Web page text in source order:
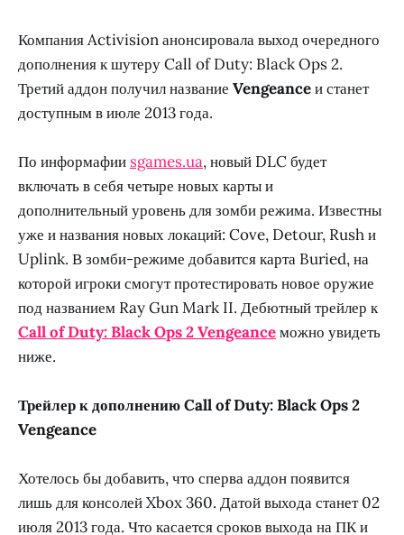
Компания Activision анонсировала выход очередного
дополнения к шутеру Call of Duty: Black Ops 2.
Третий аддон получил название Vengeanceи станет
доступным в июле 2013 года.
По информафии sgames.ua, новый DLC будет
включать в себя четыре новых карты и
дополнительный уровень для зомби режима. Известны
уже и названия новых локаций: Cove, Detour, Rush и
Uplink. В зомби-режиме добавится карта Buried, на
которой игроки смогут протестировать новое оружие
под названием Ray Gun Mark II. Дебютный трейлер к
Call of Duty: Black Ops 2 Vengeanceможно увидеть
ниже.
Трейлер к дополнению Call of Duty: Black Ops 2
Vengeance
Хотелось бы добавить, что сперва аддон появится
лишь для консолей Xbox 360. Датой выхода станет 02
июля 2013 года. Что касается сроков выхода на ПК и